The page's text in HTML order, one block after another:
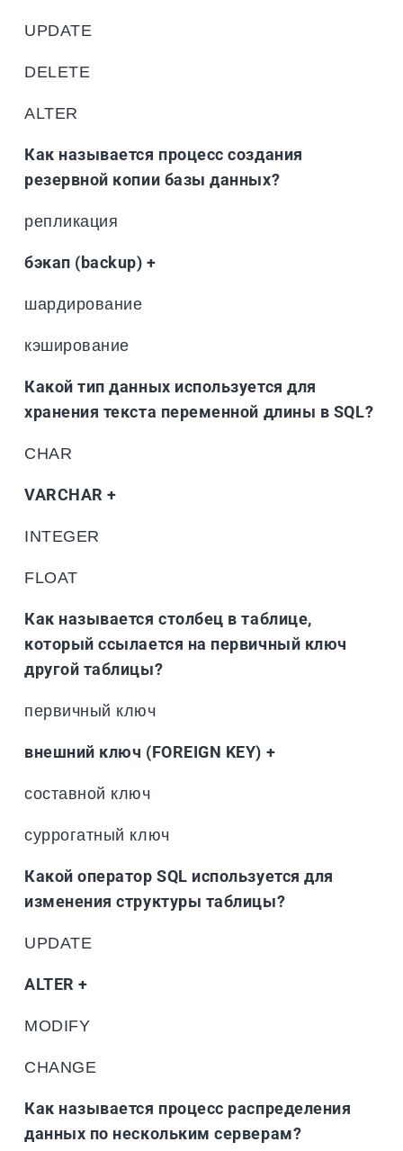
UPDATE
DELETE
ALTER
Как называется процесс создания
резервной копии базы данных?
репликация
бэкап (backup) +
шардирование
кэширование
Какой тип данных используется для
хранения текста переменной длины в SQL?
CHAR
VARCHAR +
INTEGER
FLOAT
Как называется столбец в таблице,
который ссылается на первичный ключ
другой таблицы?
первичный ключ
внешний ключ (FOREIGN KEY) +
составной ключ
суррогатный ключ
Какой оператор SQL используется для
изменения структуры таблицы?
UPDATE
ALTER +
MODIFY
CHANGE
Как называется процесс распределения
данных по нескольким серверам?